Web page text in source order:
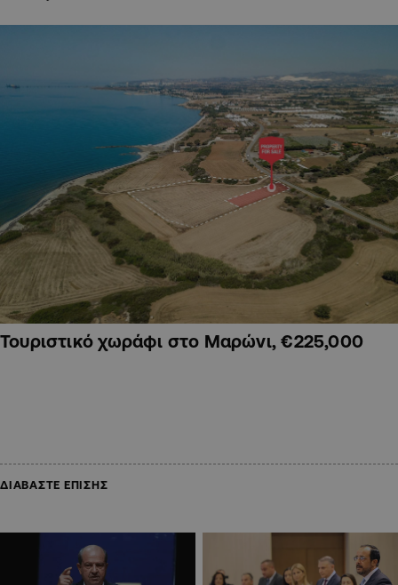
Τουριστικό χωράφι στο Μαρώνι, €225,000
ΔΙΑΒΑΣΤΕ ΕΠΙΣΗΣ